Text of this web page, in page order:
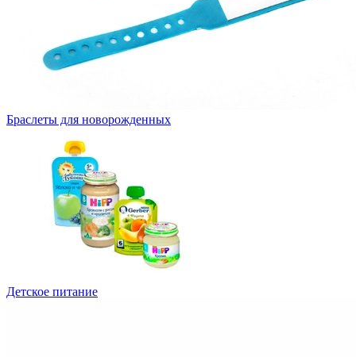
Браслеты для новорожденных
Детское питание